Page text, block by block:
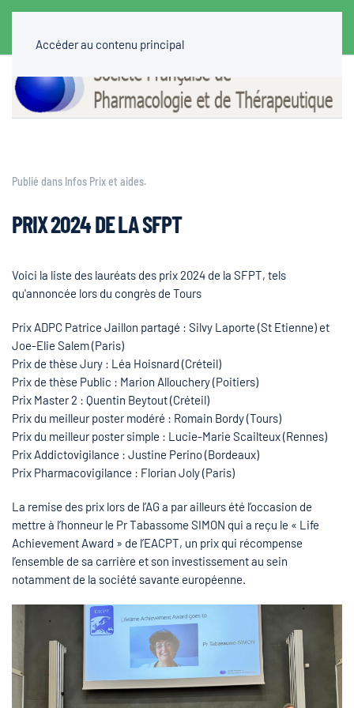
Accéder au contenu principal
Publié dans Infos Prix et aides.
PRIX 2024 DE LA SFPT
Voici la liste des lauréats des prix 2024 de la SFPT, tels
qu'annoncée lors du congrès de Tours
Prix ADPC Patrice Jaillon partagé : Silvy Laporte (St Etienne) et
Joe-Elie Salem (Paris)
Prix de thèse Jury : Léa Hoisnard (Créteil)
Prix de thèse Public : Marion Allouchery (Poitiers)
Prix Master 2 : Quentin Beytout (Créteil)
Prix du meilleur poster modéré : Romain Bordy (Tours)
Prix du meilleur poster simple : Lucie-Marie Scailteux (Rennes)
Prix Addictovigilance : Justine Perino (Bordeaux)
Prix Pharmacovigilance : Florian Joly (Paris)
La remise des prix lors de l’AG a par ailleurs été l’occasion de
mettre à l’honneur le Pr Tabassome SIMON qui a reçu le « Life
Achievement Award » de l’EACPT, un prix qui récompense
l’ensemble de sa carrière et son investissement au sein
notamment de la société savante européenne.